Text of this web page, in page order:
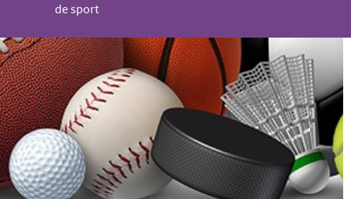
de sport